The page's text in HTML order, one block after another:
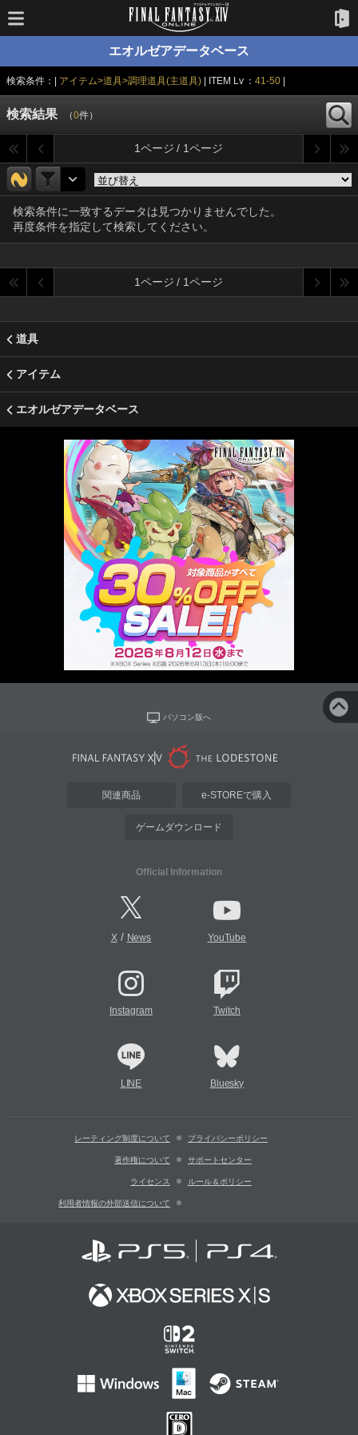
エオルゼアデータベース
検索条件：| アイテム>道具>調理道具(主道具) | ITEM Lv ：41-50
検索結果 （0件）
1ページ / 1ページ
検索条件に一致するデータは見つかりませんでした。
再度条件を指定して検索してください。
1ページ / 1ページ
道具
アイテム
エオルゼアデータベース
パソコン版へ
関連商品 e-STOREで購入
ゲームダウンロード
Official Information
X/ News YouTube
Instagram Twitch
LINE Bluesky
レーティング制度について プライバシーポリシー
著作権について サポートセンター
ライセンス ルール＆ポリシー
利用者情報の外部送信について